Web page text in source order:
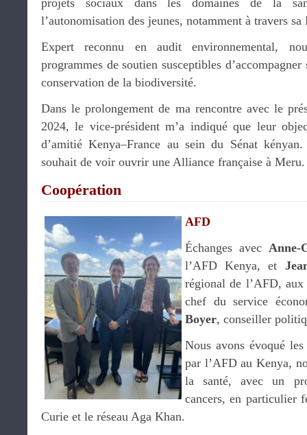
projets sociaux dans les domaines de la
l’autonomisation des jeunes, notamment à travers
Expert reconnu en audit environnemental,
programmes de soutien susceptibles
conservation de la biodiversité.
Dans le prolongement de ma rencontre avec le
2024, le vice-président m’a indiqué que leur
d’amitié Kenya–France au sein du Sénat
souhait de voir ouvrir une Alliance française à
Coopération
AFD
Échanges avecAnne-
l’AFD Kenya, et
régional de l’AFD,
chef du service
Boyer, conseiller
Nous avons évoqué
par l’AFD au Kenya,
la santé, avec un
cancers, en particulier
Curie et le réseau Aga Khan.